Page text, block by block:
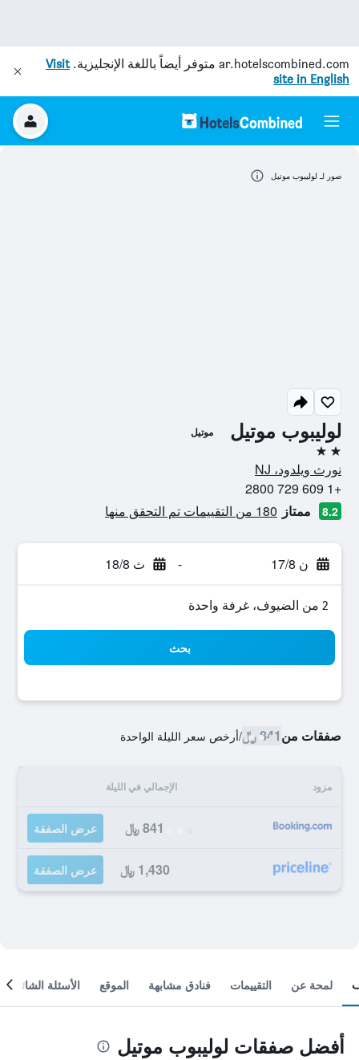
ar.hotelscombined.com متوفر أيضاً باللغة الإنجليزية.Visit
site in English
لوليبوب موتيل موتيل
2 نجمتين
نورث ويلدود، NJ
+1 609 729 2800
8.2 ممتاز 180 من التقييمات تم التحقق منها
ن 17/8 - ث 18/8
2 من الضيوف، غرفة واحدة
بحث
صفقات من841 ﷼ /أرخص سعر الليلة الواحدة
مزود الإجمالي في الليلة
841 ﷼ عرض الصفقة
1,430 ﷼ عرض الصفقة
صور لـ لوليبوب موتيل
لمحة عن التقييمات فنادق مشابهة الموقع الأسئلة الشائعة
أفضل صفقات لوليبوب موتيل